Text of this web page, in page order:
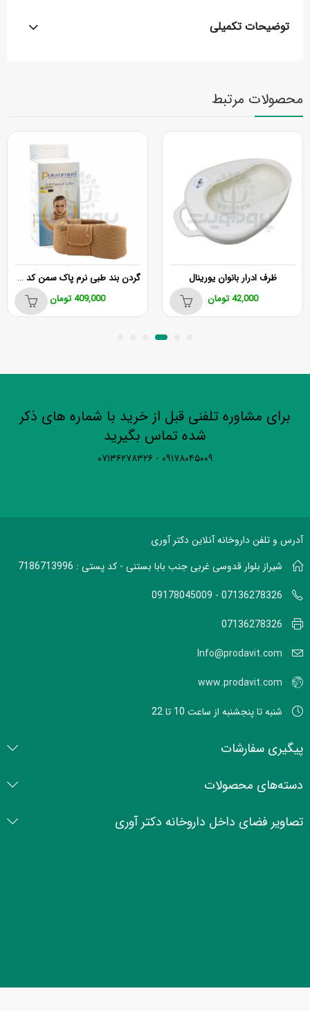
توضیحات تکمیلی
محصولات مرتبط
یورینال
گردن بند طبی نرم پاک سمن کد 040
409,000
برای مشاوره تلفنی قبل از خرید با شماره های ذکر
شده تماس بگیرید
۰۹۱۷۸۰۴۵۰۰۹ - ۰۷۱۳۶۲۷۸۳۲۶
آدرس و تلفن داروخانه آنلاین دکتر آوری
شیراز بلوار قدوسی غربی جنب بابا بستنی - کد پستی : 7186713996
07136278326 - 09178045009
07136278326
Info@prodavit.com
www.prodavit.com
شنبه تا پنجشنبه از ساعت 10 تا 22
پیگیری سفارشات
دسته‌های محصولات
تصاویر فضای داخل داروخانه دکتر آوری